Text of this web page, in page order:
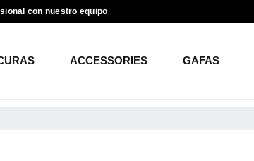
con nuestro equipo
ACCESSORIES GAFAS